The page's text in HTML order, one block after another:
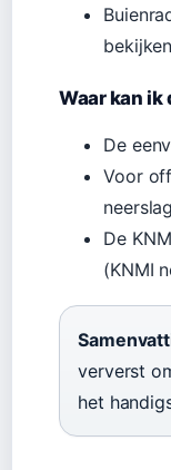
Waar kan ik
De
Voor
De
(KNMI
ververst
het